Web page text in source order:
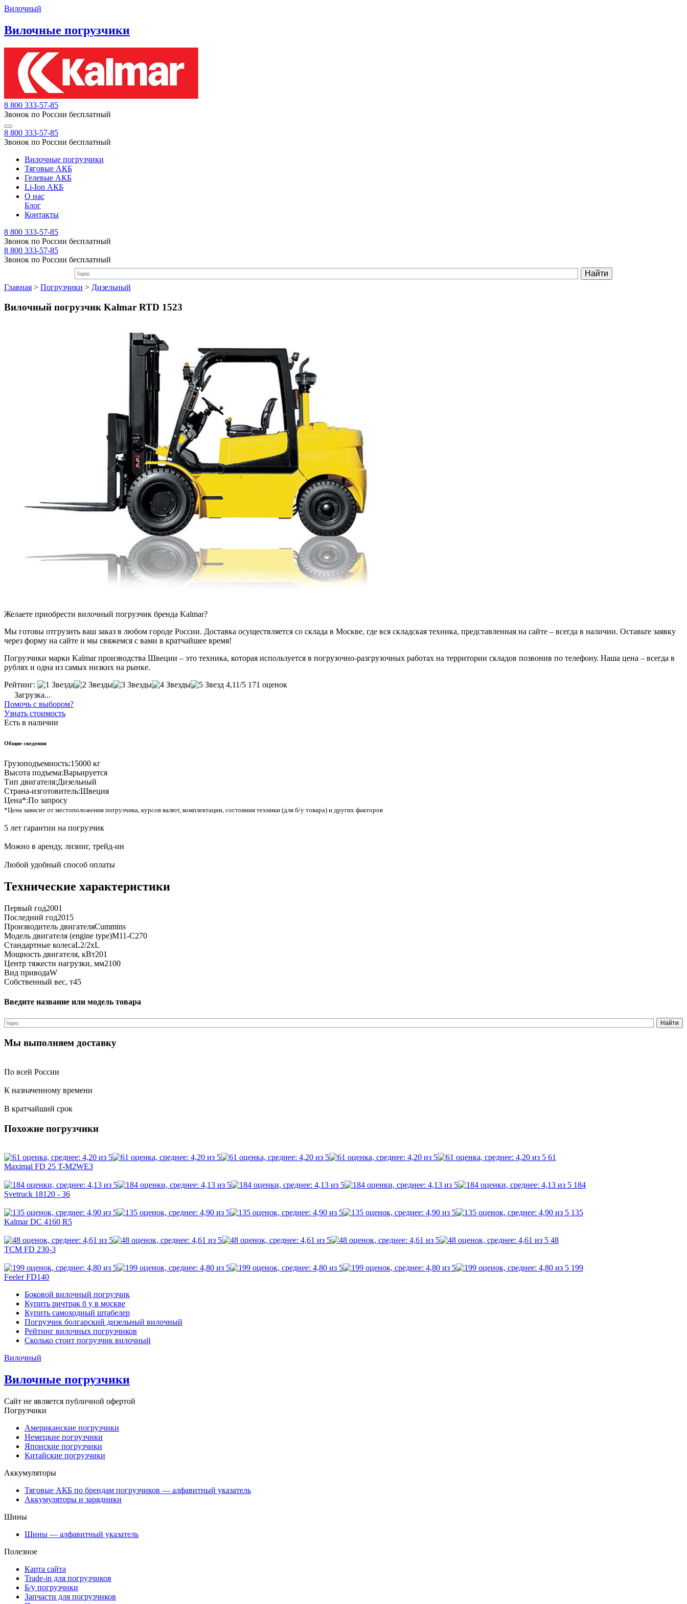
Вилочный
Вилочные погрузчики
8 800 333-57-85
Звонок по России бесплатный
8 800 333-57-85
Звонок по России бесплатный
Вилочные погрузчики
Тяговые АКБ
Гелевые АКБ
Li-Ion АКБ
О нас
Блог
Контакты
8 800 333-57-85
Звонок по России бесплатный
8 800 333-57-85
Звонок по России бесплатный
Главная > Погрузчики > Дизельный
Вилочный погрузчик Kalmar RTD 1523
Желаете приобрести вилочный погрузчик бренда Kalmar?
Мы готовы отгрузить ваш заказ в любом городе России. Доставка осуществляется со склада в Москве, где вся складская техника, представленная на сайте – всегда в наличии. Оставьте заявку
через форму на сайте и мы свяжемся с вами в кратчайшее время!
Погрузчики марки Kalmar производства Швеции – это техника, которая используется в погрузочно-разгрузочных работах на территории складов позвонив по телефону. Наша цена – всегда в
рублях и одна из самых низких на рынке.
Рейтинг:
4,11/5 171 оценок
Загрузка...
Помочь с выбором?
Узнать стоимость
Есть в наличии
Общие сведения
Грузоподъемность:15000 кг
Высота подъема:Варьируется
Тип двигателя:Дизельный
Страна-изготовитель:Швеция
Цена*:По запросу
*Цена зависит от местоположения погрузчика, курсов валют, комплектации, состояния техники (для б/у товара) и других факторов
5 лет гарантии на погрузчик
Можно в аренду, лизинг, трейд-ин
Любой удобный способ оплаты
Технические характеристики
Первый год2001
Последний год2015
Производитель двигателяCummins
Модель двигателя (engine type)M11-C270
Стандартные колесаL2/2xL
Мощность двигателя, кВт201
Центр тяжести нагрузки, мм2100
Вид приводаW
Собственный вес, т45
Введите название или модель товара
Мы выполняем доставку
По всей России
К назначенному времени
В кратчайший срок
Похожие погрузчики
61
Maximal FD 25 T-M2WE3
184
Svetruck 18120 - 36
135
Kalmar DC 4160 R5
48
TCM FD 230-3
199
Feeler FD140
Боковой вилочный погрузчик
Купить ричтрак б у в москве
Купить самоходный штабелер
Погрузчик болгарский дизельный вилочный
Рейтинг вилочных погрузчиков
Сколько стоит погрузчик вилочный
Вилочный
Вилочные погрузчики
Сайт не является публичной офертой
Погрузчики
Американские погрузчики
Немецкие погрузчики
Японские погрузчики
Китайские погрузчики
Аккумуляторы
Тяговые АКБ по брендам погрузчиков — алфавитный указатель
Аккумуляторы и зарядники
Шины
Шины — алфавитный указатель
Полезное
Карта сайта
Trade-in для погрузчиков
Б/у погрузчики
Запчасти для погрузчиков